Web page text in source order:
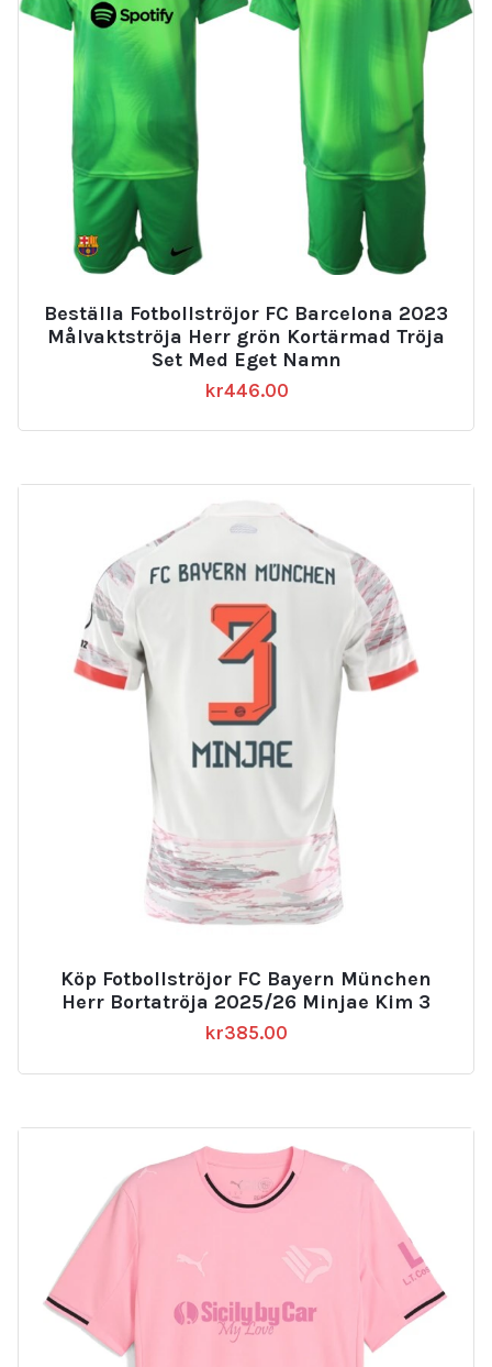
Beställa Fotbollströjor FC Barcelona 2023
Målvaktströja Herr grön Kortärmad Tröja
Set Med Eget Namn
kr446.00
Köp Fotbollströjor FC Bayern München
Herr Bortatröja 2025/26 Minjae Kim 3
kr385.00